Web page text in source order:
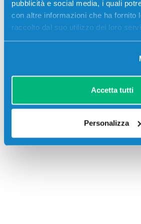
pubblicità e social media, i quali
con altre informazioni che ha fornito
raccolto dal suo utilizzo dei loro
Accetta tutti
Personalizza
C510DN, Oki C530, Oki MC561, Oki
Recensioni